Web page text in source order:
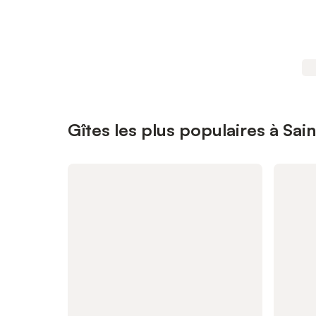
Gîtes les plus populaires à